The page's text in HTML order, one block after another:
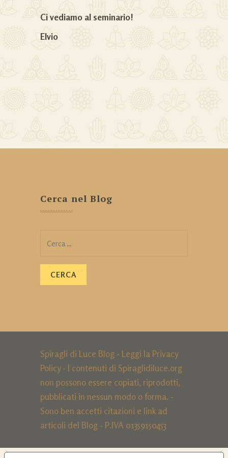
Ci vediamo al seminario!
Elvio
Cerca nel Blog
Spiragli di Luce Blog - Leggi la Privacy
Policy- I contenuti di Spiraglidiluce.org
non possono essere copiati, riprodotti,
pubblicati in nessun modo o forma. -
Sono ben accetti citazioni e link ad
articoli del Blog - P.IVA 01359150453